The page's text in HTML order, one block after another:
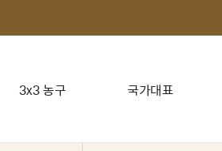
3x3 농구 국가대표